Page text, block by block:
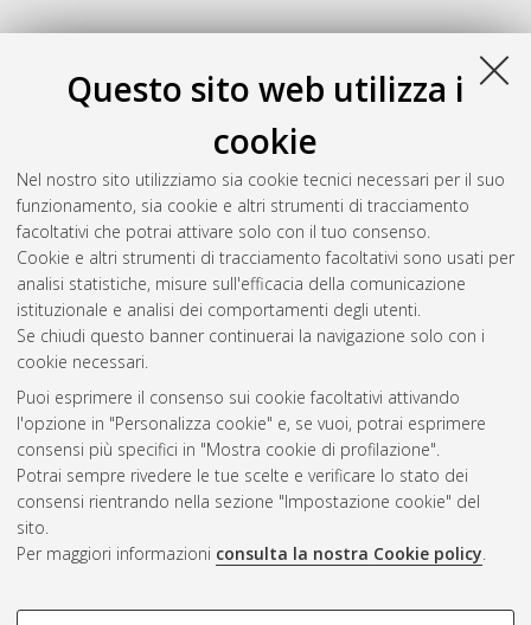
Questo sito web utilizza i
cookie
Nel nostro sito utilizziamo sia cookie tecnici necessari per il suo
funzionamento, sia cookie e altri strumenti di tracciamento
facoltativi che potrai attivare solo con il tuo consenso.
Cookie e altri strumenti di tracciamento facoltativi sono usati per
analisi statistiche, misure sull'efficacia della comunicazione
istituzionale e analisi dei comportamenti degli utenti.
Se chiudi questo banner continuerai la navigazione solo con i
cookie necessari.
Puoi esprimere il consenso sui cookie facoltativi attivando
l'opzione in "Personalizza cookie" e, se vuoi, potrai esprimere
consensi più specifici in "Mostra cookie di profilazione".
Potrai sempre rivedere le tue scelte e verificare lo stato dei
consensi rientrando nella sezione "Impostazione cookie" del
sito.
Per maggiori informazioni consulta la nostra Cookie policy.
COOKIE DI PROFILAZIONE -
P
Pedrazzi, Michele (2007)La pratica dell'improvvisatore:
sapere a disposizione e disposizione del sapere
thesis], Alma Mater Studiorum Università di Bologna.
Dottorato di ricerca inSemiotica, 19 Ciclo. DOI
10.6092/unibo/amsdottorato/221.
Questa lista e' stata generata il Wed Aug 5 20:44:32 2026
Atom
Rss 1.0
Rss 2.0
ISSN: 2038-7946
Impostazioni Cookie